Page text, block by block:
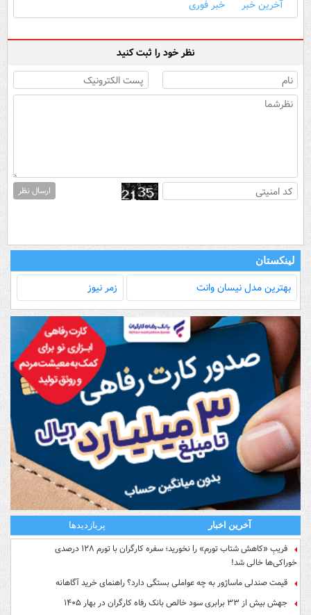
آخرین خبر خبر فوری
نظر خود را ثبت کنید
ارسال نظر
لینکستان
بهترین مدل‌ نیسان وانت زمر نیوز
آخرین اخبار پربازدیدها
فریبِ «کاهش شتاب تورم» را نخورید؛ سفره کارگران با تورم ۱۲۸ درصدی
خوراکی‌ها خالی شد!
قیمت صندلی ماساژور به چه عواملی بستگی دارد؟ راهنمای خرید آگاهانه
جهش بیش از ۳۳ برابری سود خالص بانک رفاه کارگران در بهار ۱۴۰۵